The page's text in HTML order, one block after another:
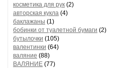
косметика для рук (2)
авторская кукла (4)
баклажаны (1)
бобинки от туалетной бумаги (2)
бутылочки (105)
валентинки (64)
валяние (88)
ВАЛЯНИЕ (77)